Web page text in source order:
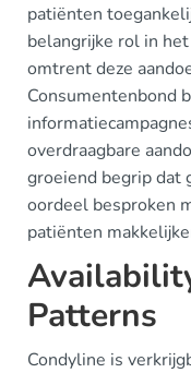
patiënten
belangrijke rol in
omtrent deze
Consumentenbond
overdraagbare
groeiend begrip dat
oordeel besproken
patiënten
Patterns
Condyline is